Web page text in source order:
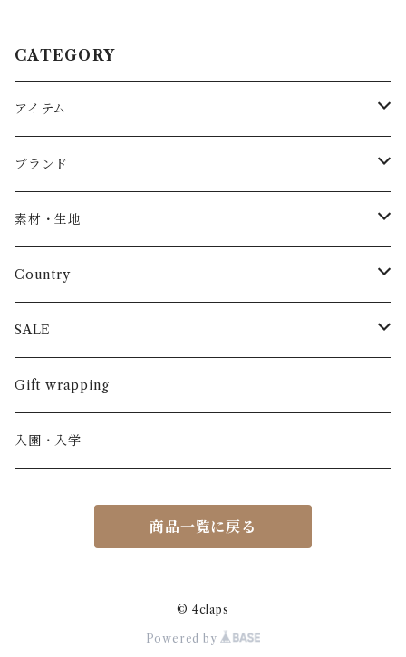
CATEGORY
アイテム
Baby
トップス
長袖
半袖
パンツ
長ズボン
半ズボン
スカート
ワンピース
カーディガン / 羽織もの
ブランド
AS WE GROW
ARCH&LINE
BABE & TESS
BOBOCHOSES
BONHEUR DU JOUR
素材・生地
コットン 100%
リネン( 麻 )
ウール
アルパカ
Country
France / フランス
Italy / イタリア
NY / ニューヨーク
Spain / スペイン
SALE
男の子
女の子
くつ・帽子・Bag
Gift wrapping
入園・入学
商品一覧に戻る
© 4claps
Powered by